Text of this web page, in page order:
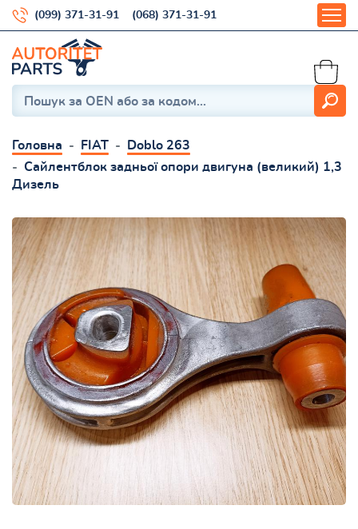
(099) 371-31-91 (068) 371-31-91
Головна FIAT
Doblo 263
Сайлентблок задньої опори двигуна (великий) 1,3
Дизель